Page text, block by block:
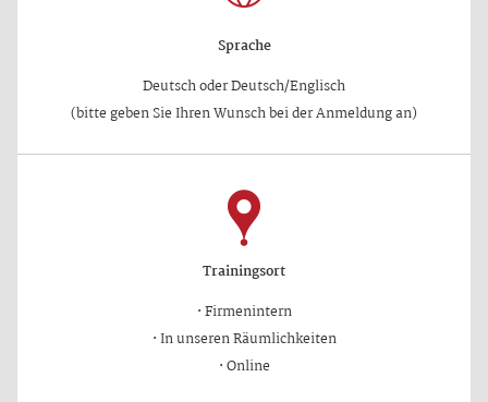
Sprache
Deutsch oder Deutsch/Englisch
(bitte geben Sie Ihren Wunsch bei der Anmeldung an)
Trainingsort
·Firmenintern
·In unseren Räumlichkeiten
·Online